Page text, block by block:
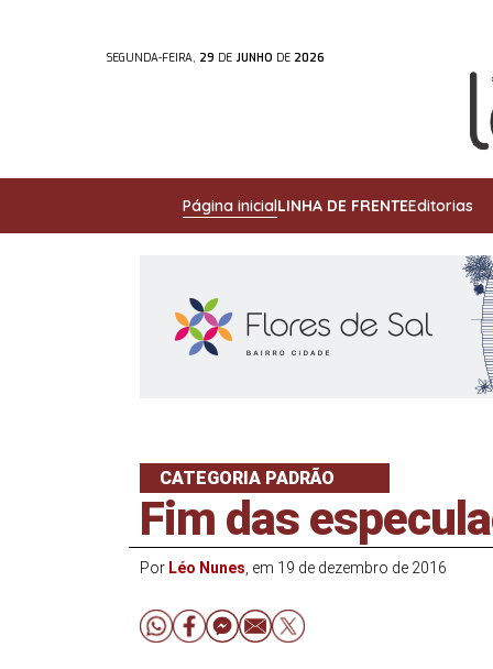
SEGUNDA-FEIRA, 29 DE JUNHO DE 2026
Página inicialLINHA DE FRENTEEditorias
CATEGORIA PADRÃO
Fim das
Por Léo Nunes , em 19 de dezembro de 2016